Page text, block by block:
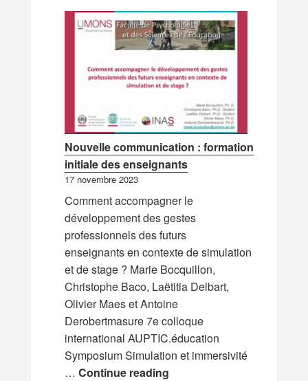
Nouvelle communication : formation
initiale des enseignants
17 novembre 2023
Comment accompagner le
développement des gestes
professionnels des futurs
enseignants en contexte de simulation
et de stage ? Marie Bocquillon,
Christophe Baco, Laëtitia Delbart,
Olivier Maes et Antoine
Derobertmasure 7e colloque
international AUPTIC.éducation
Symposium Simulation et immersivité
… Continue readingNouvelle communication